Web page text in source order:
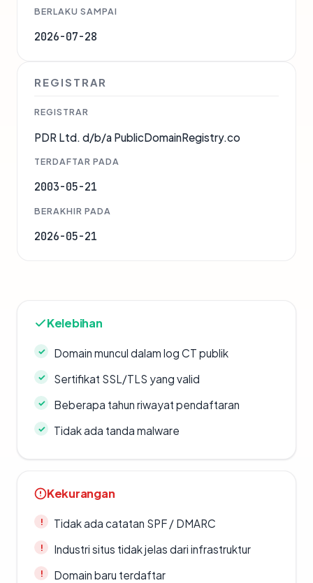
BERLAKU SAMPAI
2026-07-28
REGISTRAR
REGISTRAR
PDR Ltd. d/b/a PublicDomainRegistry.co
TERDAFTAR PADA
2003-05-21
BERAKHIR PADA
2026-05-21
Kelebihan
Domain muncul dalam log CT publik
Sertifikat SSL/TLS yang valid
Beberapa tahun riwayat pendaftaran
Tidak ada tanda malware
Kekurangan
Tidak ada catatan SPF / DMARC
Industri situs tidak jelas dari infrastruktur
Domain baru terdaftar